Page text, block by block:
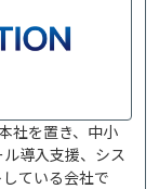
社を置き、中小
導入支援、シス
ている会社で